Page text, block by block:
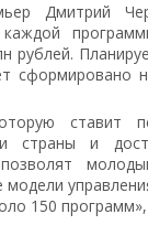
Дмитрий
каждой
рублей.
сформировано
ставит
страны и
150